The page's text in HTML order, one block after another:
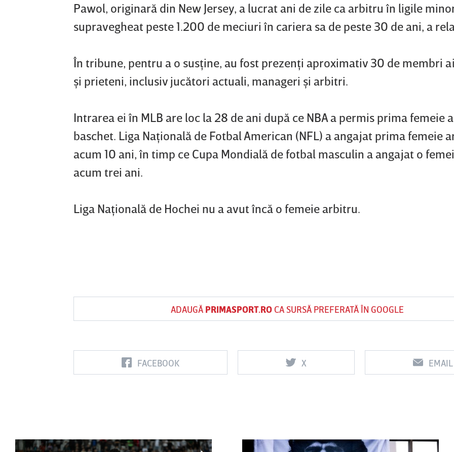
Pawol, originară din New Jersey, a lucrat ani de zile ca arbitru în ligile
supravegheat peste 1.200 de meciuri în cariera sa de peste 30 de ani, a
În tribune, pentru a o susţine, au fost prezenţi aproximativ 30 de membri
şi prieteni, inclusiv jucători actuali, manageri şi arbitri.
Intrarea ei în MLB are loc la 28 de ani după ce NBA a permis prima femeie
baschet. Liga Naţională de Fotbal American (NFL) a angajat prima femeie
acum 10 ani, în timp ce Cupa Mondială de fotbal masculin a angajat o
acum trei ani.
Liga Naţională de Hochei nu a avut încă o femeie arbitru.
ADAUGĂ PRIMASPORT.ROCA SURSĂ PREFERATĂ ÎN GOOGLE
FACEBOOK X EMAIL